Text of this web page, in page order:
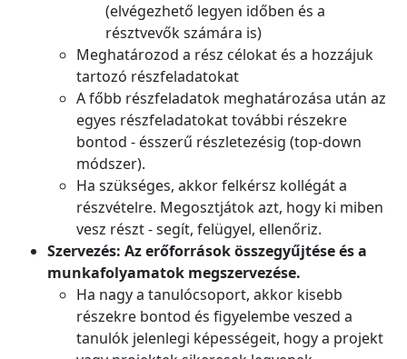
(elvégezhető legyen időben és a
résztvevők számára is)
Meghatározod a rész célokat és a hozzájuk
tartozó részfeladatokat
A főbb részfeladatok meghatározása után az
egyes részfeladatokat további részekre
bontod - ésszerű részletezésig (top-down
módszer).
Ha szükséges, akkor felkérsz kollégát a
részvételre. Megosztjátok azt, hogy ki miben
vesz részt - segít, felügyel, ellenőriz.
Szervezés: Az erőforrások összegyűjtése és a
munkafolyamatok megszervezése.
Ha nagy a tanulócsoport, akkor kisebb
részekre bontod és figyelembe veszed a
tanulók jelenlegi képességeit, hogy a projekt